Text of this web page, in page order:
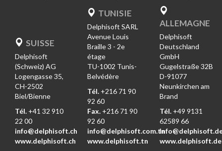
SUISSE
Delphisoft
(Schweiz) AG
Logengasse 35,
CH-2502
Biel/Bienne
Tél. +41 32 910
22 00
info@delphisoft.ch
www.delphisoft.ch
TUNISIE
Delphisoft SARL
Avenue Louis
Braille 3 - 2e
étage
TU-1002 Tunis-
Belvédère
Tél. +216 71 90
92 60
Fax. +216 71 90
92 60
info@delphisoft.com.tn
www.delphisoft.tn
ALLEMAGNE
Delphisoft
Deutschland
GmbH
Gugelstraße 32B
D-91077
Neunkirchen am
Brand
Tél. +49 9131
62589 66
www.delphisoft.de